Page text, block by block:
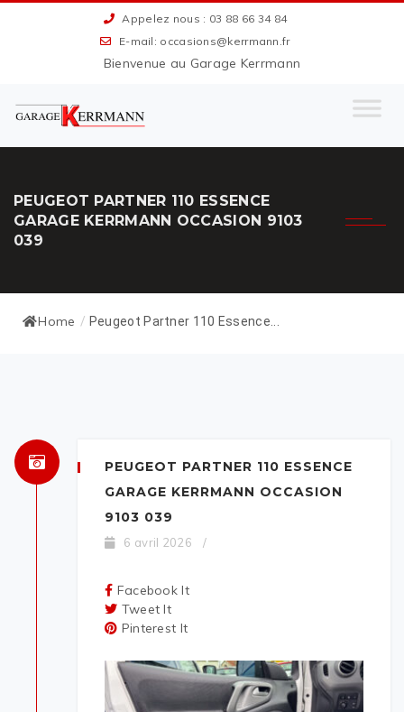
Appelez nous : 03 88 66 34 84
E-mail: occasions@kerrmann.fr
Bienvenue au Garage Kerrmann
PEUGEOT PARTNER 110 ESSENCE
GARAGE KERRMANN OCCASION 9103
039
Home / Peugeot Partner 110 Essence...
PEUGEOT PARTNER 110 ESSENCE
GARAGE KERRMANN OCCASION
9103 039
6 avril 2026 /
Facebook It
Tweet It
Pinterest It